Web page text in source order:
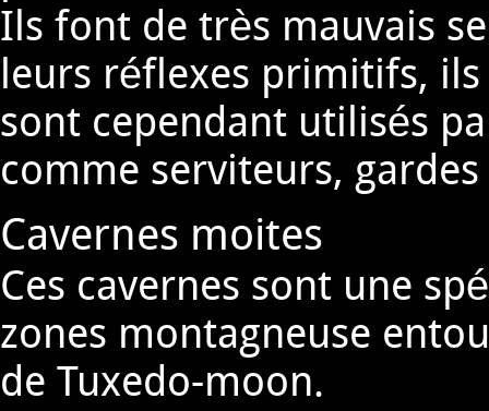
Ils font de très mauvais
leurs réflexes primitifs,
sont cependant utilisés
comme serviteurs,
Cavernes moites
Ces cavernes sont une
zones montagneuse
de Tuxedo-moon.